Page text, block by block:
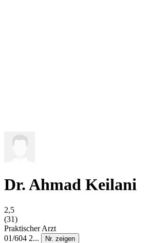
Dr. Ahmad Keilani
2,5
(31)
Praktischer Arzt
01/604 2...
Nr. zeigen